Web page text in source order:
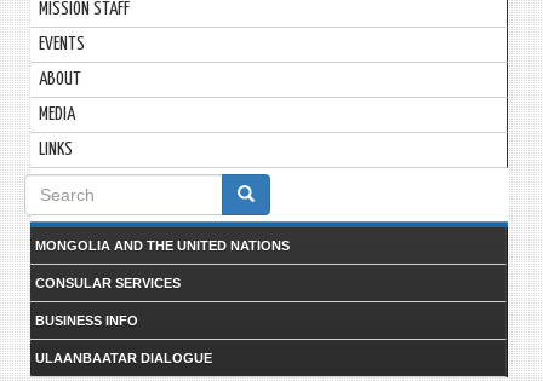
MISSION STAFF
EVENTS
ABOUT
MEDIA
LINKS
Search
form
MONGOLIA AND THE UNITED NATIONS
CONSULAR SERVICES
BUSINESS INFO
ULAANBAATAR DIALOGUE